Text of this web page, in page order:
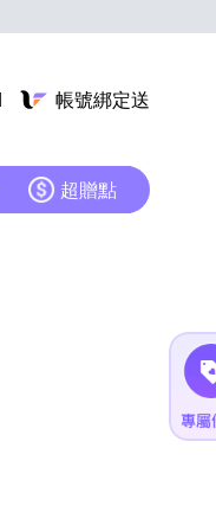
帳號綁定送
超贈點